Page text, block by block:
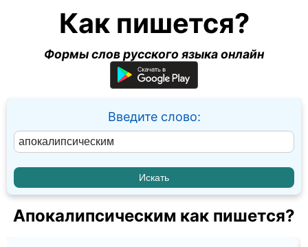
Как пишется?
Формы слов русского языка онлайн
Введите слово:
Апокалипсическим как пишется?